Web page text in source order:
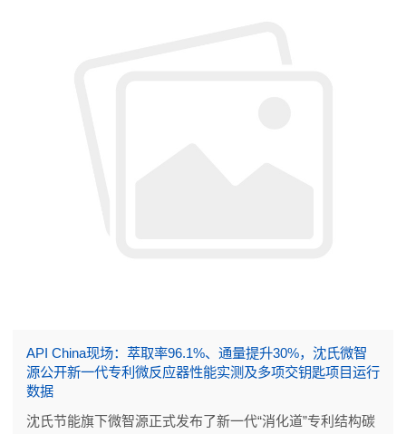
API China现场：萃取率96.1%、通量提升30%，沈氏微智
源公开新一代专利微反应器性能实测及多项交钥匙项目运行
数据
沈氏节能旗下微智源正式发布了新一代“消化道”专利结构碳